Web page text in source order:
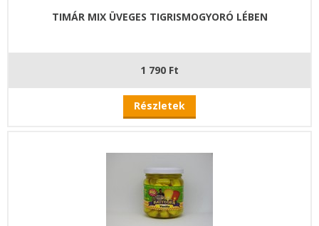
TIMÁR MIX ÜVEGES TIGRISMOGYORÓ LÉBEN
1 790 Ft
Részletek